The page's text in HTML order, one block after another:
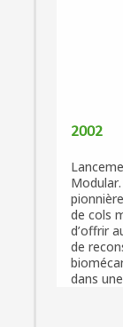
2002
de cols
d’offrir
de
dans